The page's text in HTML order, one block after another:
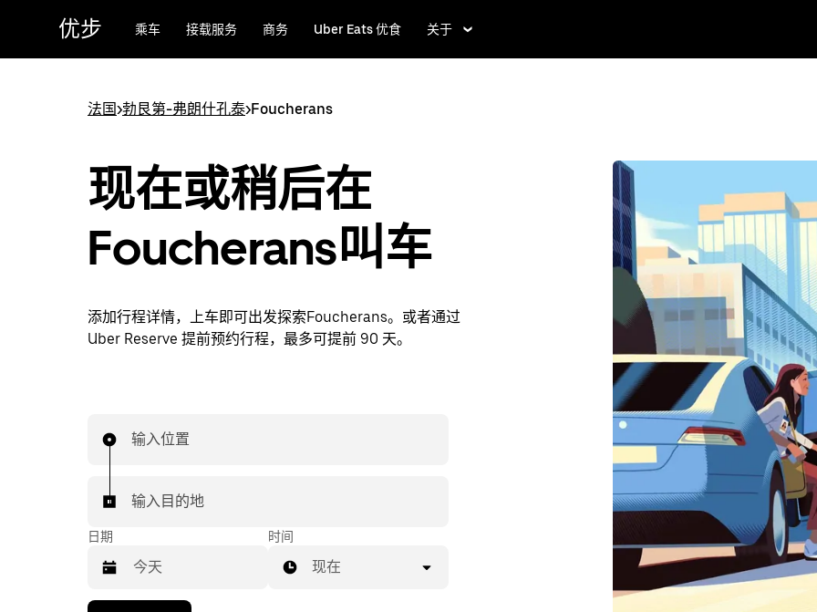
优步 乘车 接载服务 商务 Uber Eats 优食 关于
法国>勃艮第-弗朗什孔泰>Foucherans
现在或稍后在
Foucherans叫车
添加行程详情，上车即可出发探索Foucherans。或者通过
Uber Reserve 提前预约行程，最多可提前 90 天。
输入位置
输入目的地
日期 时间
现在